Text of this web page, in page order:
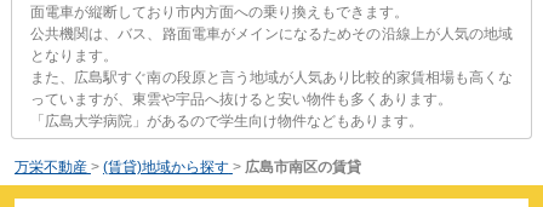
面電車が縦断しており市内方面への乗り換えもできます。
公共機関は、バス、路面電車がメインになるためその沿線上が人気の地域
となります。
また、広島駅すぐ南の段原と言う地域が人気あり比較的家賃相場も高くな
っていますが、東雲や宇品へ抜けると安い物件も多くあります。
「広島大学病院」があるので学生向け物件などもあります。
万栄不動産 > (賃貸)地域から探す > 広島市南区の賃貸